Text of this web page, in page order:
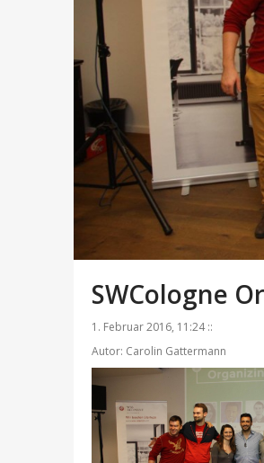
SWCologne
1. Februar 2016, 11:24 ::
Autor: Carolin Gattermann